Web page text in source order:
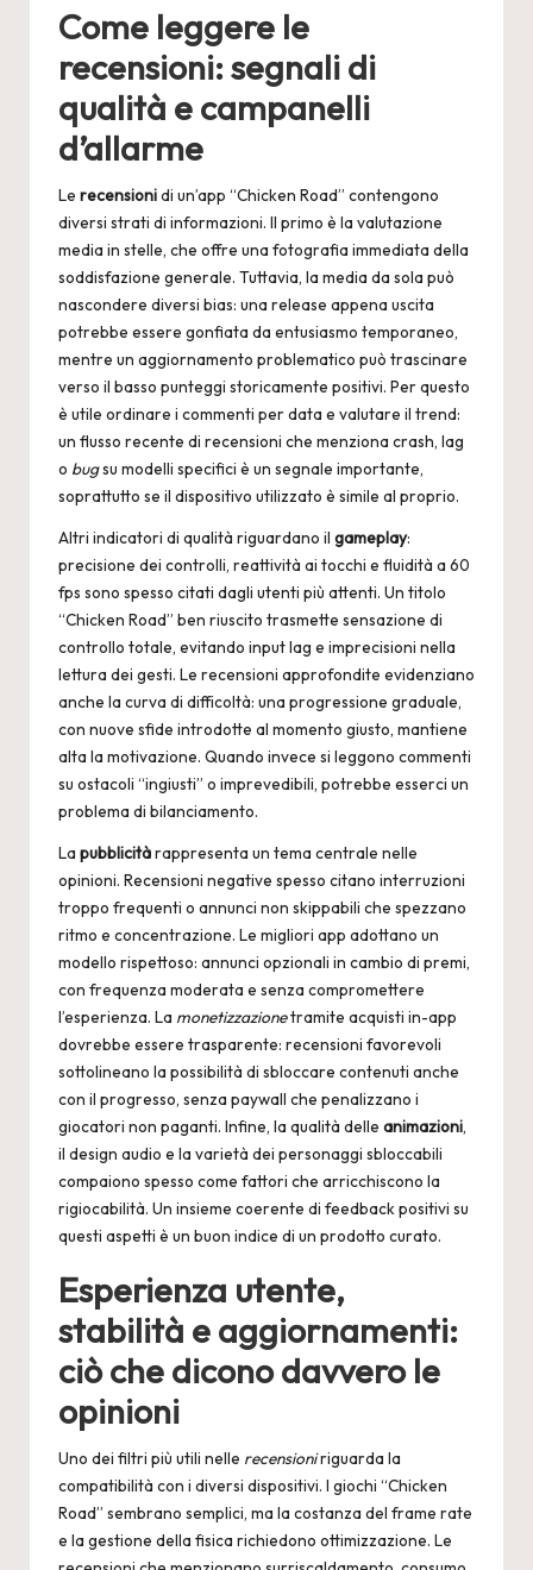
Come leggere le
recensioni: segnali di
qualità e campanelli
d’allarme
Le recensionidi un’app “Chicken Road” contengono
diversi strati di informazioni. Il primo è la valutazione
media in stelle, che offre una fotografia immediata della
soddisfazione generale. Tuttavia, la media da sola può
nascondere diversi bias: una release appena uscita
potrebbe essere gonfiata da entusiasmo temporaneo,
mentre un aggiornamento problematico può trascinare
verso il basso punteggi storicamente positivi. Per questo
è utile ordinare i commenti per data e valutare il trend:
un flusso recente di recensioni che menziona crash, lag
o bugsu modelli specifici è un segnale importante,
soprattutto se il dispositivo utilizzato è simile al proprio.
Altri indicatori di qualità riguardano il gameplay:
precisione dei controlli, reattività ai tocchi e fluidità a 60
fps sono spesso citati dagli utenti più attenti. Un titolo
“Chicken Road” ben riuscito trasmette sensazione di
controllo totale, evitando input lag e imprecisioni nella
lettura dei gesti. Le recensioni approfondite evidenziano
anche la curva di difficoltà: una progressione graduale,
con nuove sfide introdotte al momento giusto, mantiene
alta la motivazione. Quando invece si leggono commenti
su ostacoli “ingiusti” o imprevedibili, potrebbe esserci un
problema di bilanciamento.
La pubblicitàrappresenta un tema centrale nelle
opinioni. Recensioni negative spesso citano interruzioni
troppo frequenti o annunci non skippabili che spezzano
ritmo e concentrazione. Le migliori app adottano un
modello rispettoso: annunci opzionali in cambio di premi,
con frequenza moderata e senza compromettere
l’esperienza. La monetizzazionetramite acquisti in-app
dovrebbe essere trasparente: recensioni favorevoli
sottolineano la possibilità di sbloccare contenuti anche
con il progresso, senza paywall che penalizzano i
giocatori non paganti. Infine, la qualità delle animazioni,
il design audio e la varietà dei personaggi sbloccabili
compaiono spesso come fattori che arricchiscono la
rigiocabilità. Un insieme coerente di feedback positivi su
questi aspetti è un buon indice di un prodotto curato.
Esperienza utente,
stabilità e aggiornamenti:
ciò che dicono davvero le
opinioni
Uno dei filtri più utili nelle recensioniriguarda la
compatibilità con i diversi dispositivi. I giochi “Chicken
Road” sembrano semplici, ma la costanza del frame rate
e la gestione della fisica richiedono ottimizzazione. Le